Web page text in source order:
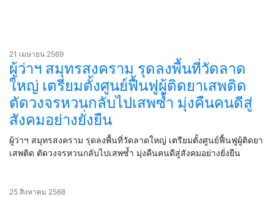
21 เมษายน 2569
ผู้ว่าฯ สมุทรสงคราม รุดลงพื้นที่วัดลาด
ใหญ่ เตรียมตั้งศูนย์ฟื้นฟูผู้ติดยาเสพติด
ตัดวงจรหวนกลับไปเสพซ้ำ มุ่งคืนคนดีสู่
สังคมอย่างยั่งยืน
ผู้ว่าฯ สมุทรสงคราม รุดลงพื้นที่วัดลาดใหญ่ เตรียมตั้งศูนย์ฟื้นฟูผู้ติดยา
เสพติด ตัดวงจรหวนกลับไปเสพซ้ำ มุ่งคืนคนดีสู่สังคมอย่างยั่งยืน
25 สิงหาคม 2568